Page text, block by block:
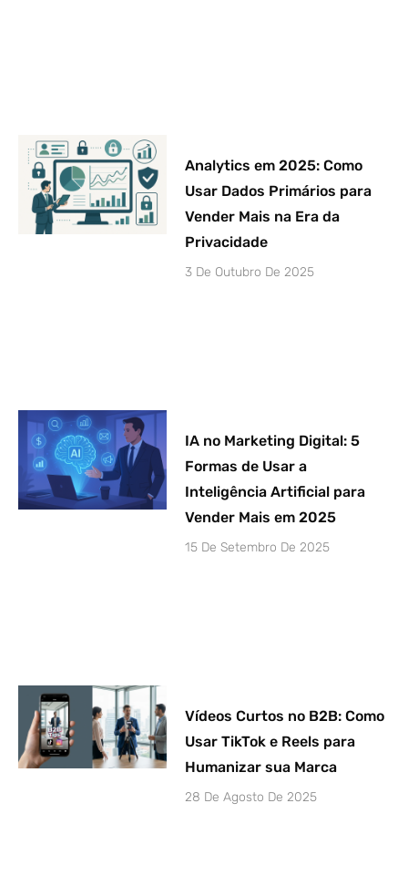
Analytics em 2025: Como
Usar Dados Primários para
Vender Mais na Era da
Privacidade
3 De Outubro De 2025
IA no Marketing Digital: 5
Formas de Usar a
Inteligência Artificial para
Vender Mais em 2025
15 De Setembro De 2025
Vídeos Curtos no B2B: Como
Usar TikTok e Reels para
Humanizar sua Marca
28 De Agosto De 2025